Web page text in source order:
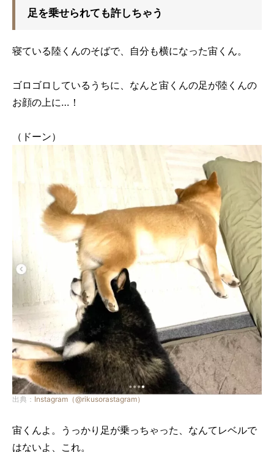
足を乗せられても許しちゃう
寝ている陸くんのそばで、自分も横になった宙くん。
ゴロゴロしているうちに、なんと宙くんの足が陸くんの
お顔の上に…！
（ドーン）
出典： Instagram（@rikusorastagram）
宙くんよ。うっかり足が乗っちゃった、なんてレベルで
はないよ、これ。